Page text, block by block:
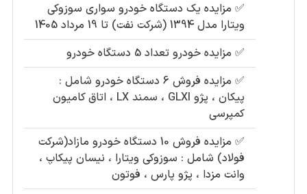
✅ مزایده یک دستگاه خودرو سواری سوزوکی
ویتارا مدل 1394 (شرکت نفت) تا 19 مرداد 1405
✅ مزایده خودرو تعداد 5 دستگاه خودرو
✅
مزایده فروش 6 دستگاه خودرو شامل :
پیکان ، پژو GLXI ، سمند LX ، اتاق کامیون
کمپرسی
✅
مزایده فروش 10 دستگاه خودرو مازاد(شرکت
فولاد) شامل : سوزوکی ویتارا ، نیسان پیکاپ ،
وانت مزدا ، پژو پارس ، فوتون